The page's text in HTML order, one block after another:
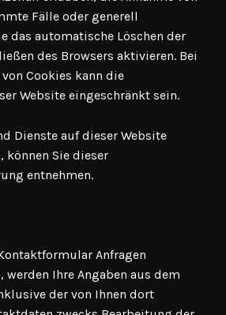
Fälle oder generell
das automatische Löschen der
des Browsers aktivieren. Bei
Cookies kann die
Website eingeschränkt sein.
Dienste auf dieser Website
können Sie dieser
entnehmen.
Anfragen
werden Ihre Angaben aus dem
der von Ihnen dort